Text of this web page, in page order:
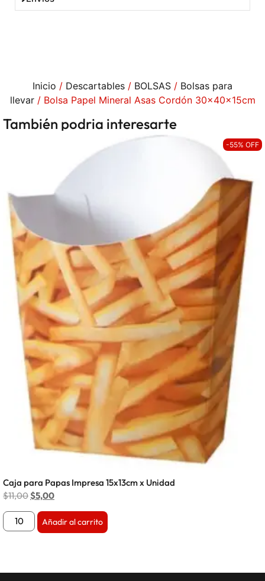
Inicio / Descartables / BOLSAS / Bolsas para
llevar/ Bolsa Papel Mineral Asas Cordón 30x40x15cm
También podria interesarte
-55% OFF
Caja para Papas Impresa 15x13cm x Unidad
$11,00$5,00
Añadir al carrito